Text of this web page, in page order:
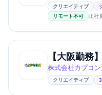
クリエイティブ
リモート不可
正社
【大阪勤務
株式会社カプコン
クリエイティブ